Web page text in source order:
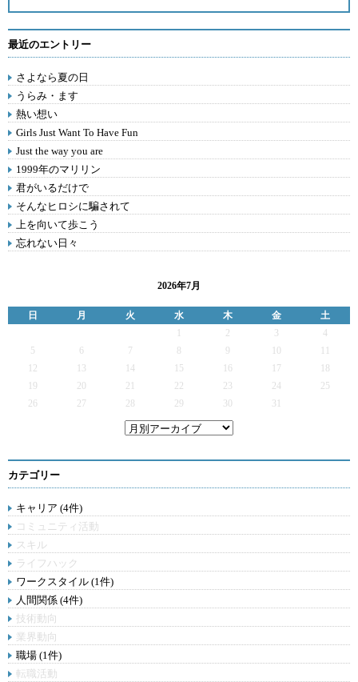
最近のエントリー
さよなら夏の日
うらみ・ます
熱い想い
Girls Just Want To Have Fun
Just the way you are
1999年のマリリン
君がいるだけで
そんなヒロシに騙されて
上を向いて歩こう
忘れない日々
2026年7月
日 月 火 水 木 金
土
2 3
4
5
6 7 9
12
13 14 15 16 17
19
20 21 22 23 24
25
26
27 28 29 30 31
カテゴリー
キャリア (4件)
コミュニティ活動
スキル
ライフハック
ワークスタイル (1件)
人間関係 (4件)
技術動向
業界動向
職場 (1件)
転職活動